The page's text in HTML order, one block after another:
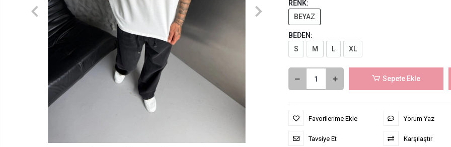
RENK:
BEYAZ
BEDEN:
S
M L XL
Sepete Ekle
Favorilerime Ekle
Tavsiye Et
Yorum Yaz
Karşılaştır